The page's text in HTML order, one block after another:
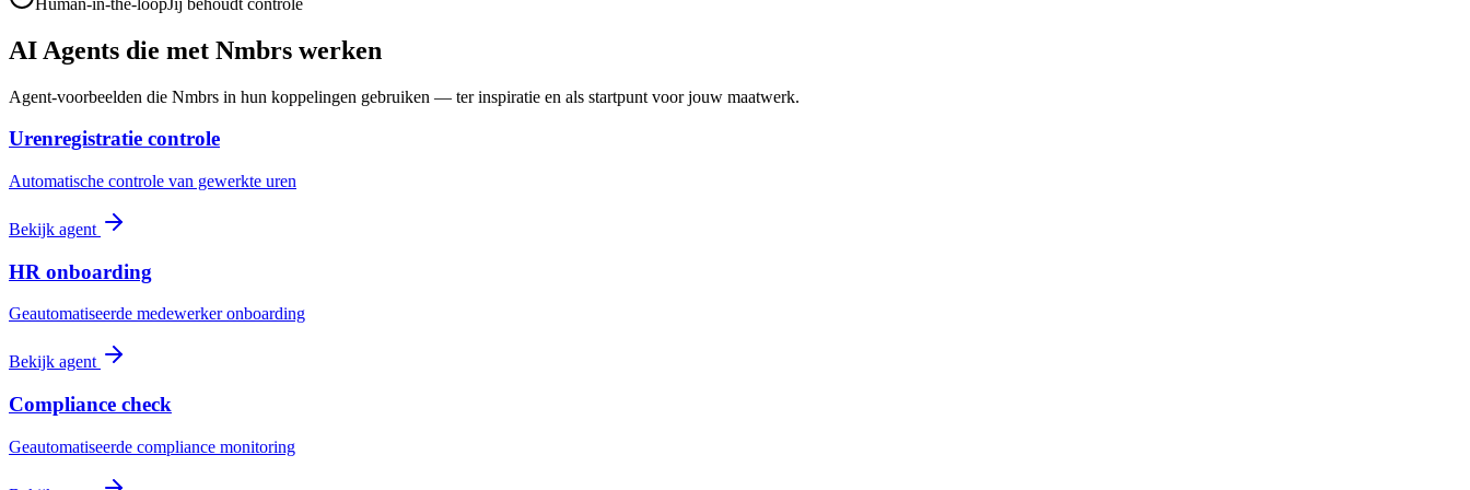
AI Agents die met Nmbrs werken
Agent-voorbeelden die Nmbrs in hun koppelingen gebruiken — ter inspiratie en als startpunt voor jouw maatwerk.
Urenregistratie controle
Automatische controle van gewerkte uren
Bekijk agent
HR onboarding
Geautomatiseerde medewerker onboarding
Bekijk agent
Compliance check
Geautomatiseerde compliance monitoring